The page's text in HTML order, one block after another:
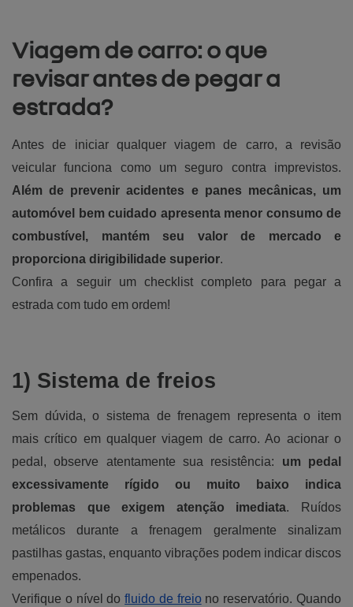
Viagem de carro: o que
revisar antes de pegar a
estrada?
Antes de iniciar qualquer viagem de carro, a revisão
veicular funciona como um seguro contra imprevistos.
Além de prevenir acidentes e panes mecânicas, um
automóvel bem cuidado apresenta menor consumo de
combustível, mantém seu valor de mercado e
proporciona dirigibilidade superior.
Confira a seguir um checklist completo para pegar a
estrada com tudo em ordem!
1) Sistema de freios
Sem dúvida, o sistema de frenagem representa o item
mais crítico em qualquer viagem de carro. Ao acionar o
pedal, observe atentamente sua resistência: um pedal
excessivamente rígido ou muito baixo indica
problemas que exigem atenção imediata. Ruídos
metálicos durante a frenagem geralmente sinalizam
pastilhas gastas, enquanto vibrações podem indicar discos
empenados.
Verifique o nível do fluido de freiono reservatório. Quando